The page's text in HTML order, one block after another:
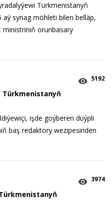
Türkmenistanyň
synag möhleti bilen belläp,
orunbasary
5192
Türkmenistanyň
işde goýberen düýpli
baş redaktory wezipesinden
3974
Türkmenistanyň